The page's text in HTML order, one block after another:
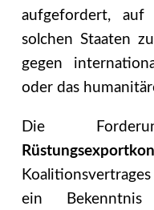
aufgefordert, auf
solchen Staaten
gegen
oder das
Die
ein